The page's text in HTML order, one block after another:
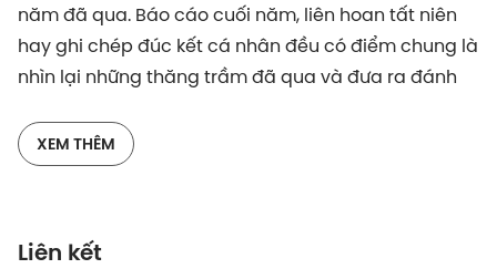
năm đã qua. Báo cáo cuối năm, liên hoan tất niên
hay ghi chép đúc kết cá nhân đều có điểm chung là
nhìn lại những thăng trầm đã qua và đưa ra đánh
Không phải tự nhiên mà chúng ta làm việc này mỗi
XEM THÊM
Liên kết